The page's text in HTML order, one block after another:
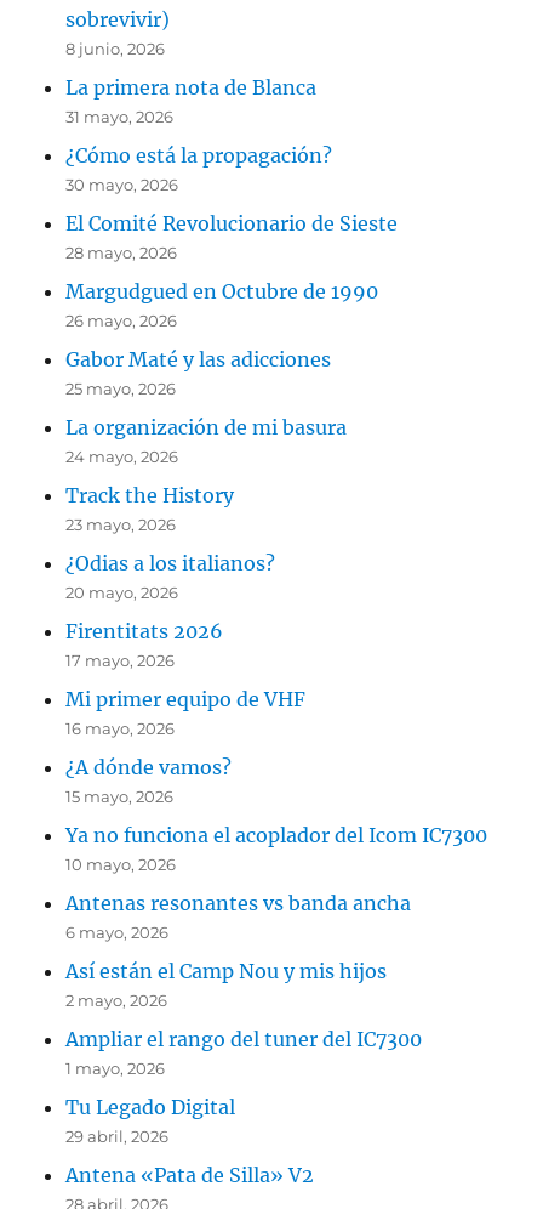
sobrevivir)
8 junio, 2026
La primera nota de Blanca
31 mayo, 2026
¿Cómo está la propagación?
30 mayo, 2026
El Comité Revolucionario de Sieste
28 mayo, 2026
Margudgued en Octubre de 1990
26 mayo, 2026
Gabor Maté y las adicciones
25 mayo, 2026
La organización de mi basura
24 mayo, 2026
Track the History
23 mayo, 2026
¿Odias a los italianos?
20 mayo, 2026
Firentitats 2026
17 mayo, 2026
Mi primer equipo de VHF
16 mayo, 2026
¿A dónde vamos?
15 mayo, 2026
Ya no funciona el acoplador del Icom IC7300
10 mayo, 2026
Antenas resonantes vs banda ancha
6 mayo, 2026
Así están el Camp Nou y mis hijos
2 mayo, 2026
Ampliar el rango del tuner del IC7300
1 mayo, 2026
Tu Legado Digital
29 abril, 2026
Antena «Pata de Silla» V2
28 abril, 2026